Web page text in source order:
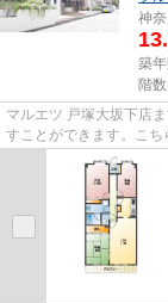
神
築
階
マルエツ 戸塚大坂下店
すことができます。こ
情報はアパマンメイトに